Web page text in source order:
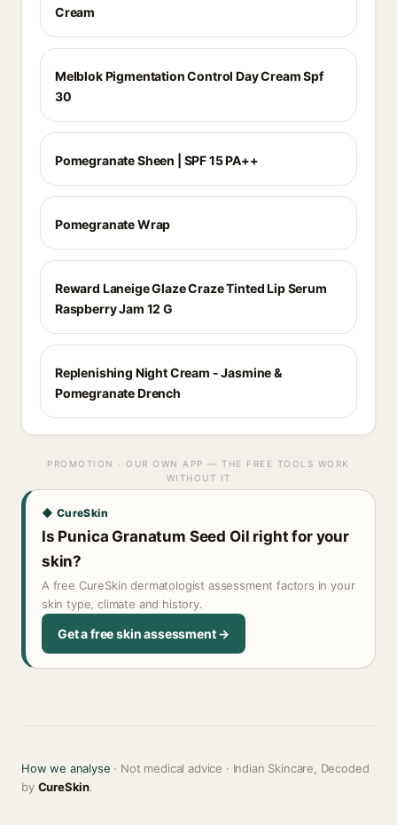
Cream
Melblok Pigmentation Control Day Cream Spf
30
Pomegranate Sheen | SPF 15 PA++
Pomegranate Wrap
Reward Laneige Glaze Craze Tinted Lip Serum
Raspberry Jam 12 G
Replenishing Night Cream - Jasmine &
Pomegranate Drench
PROMOTION · OUR OWN APP — THE FREE TOOLS WORK
WITHOUT IT
◆ CureSkin
Is Punica Granatum Seed Oil right for your
skin?
A free CureSkin dermatologist assessment factors in your
skin type, climate and history.
Get a free skin assessment →
How we analyse · Not medical advice · Indian Skincare, Decoded
by CureSkin.